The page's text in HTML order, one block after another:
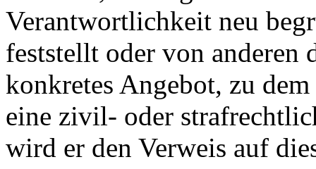
Verantwortlichkeit neu
feststellt oder von anderen
konkretes Angebot, zu
eine zivil- oder
wird er den Verweis auf